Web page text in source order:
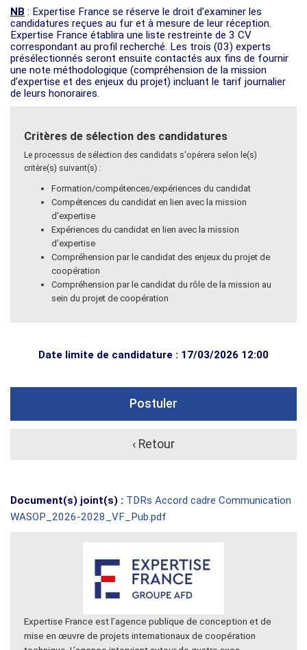
NB : Expertise France se réserve le droit d’examiner les
candidatures reçues au fur et à mesure de leur réception.
Expertise France établira une liste restreinte de 3 CV
correspondant au profil recherché. Les trois (03) experts
présélectionnés seront ensuite contactés aux fins de fournir
une note méthodologique (compréhension de la mission
d’expertise et des enjeux du projet) incluant le tarif journalier
de leurs honoraires.
Critères de sélection des candidatures
Le processus de sélection des candidats s'opérera selon le(s)
critère(s) suivant(s) :
Formation/compétences/expériences du candidat
Compétences du candidat en lien avec la mission
d’expertise
Expériences du candidat en lien avec la mission
d’expertise
Compréhension par le candidat des enjeux du projet de
coopération
Compréhension par le candidat du rôle de la mission au
sein du projet de coopération
Date limite de candidature : 17/03/2026 12:00
Postuler
‹ Retour
Document(s) joint(s) : TDRs Accord cadre Communication
WASOP_2026-2028_VF_Pub.pdf
Expertise France est l’agence publique de conception et de
mise en œuvre de projets internationaux de coopération